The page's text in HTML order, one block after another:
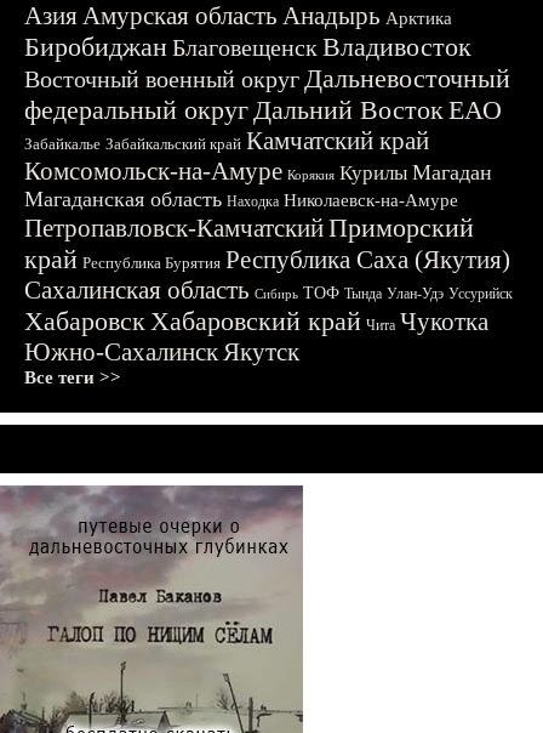
АзияАмурская область Анадырь Арктика
БиробиджанБлаговещенскВладивосток
Восточный военный округДальневосточный
федеральный округДальний ВостокЕАО
Забайкалье Забайкальский край Камчатский край
Комсомольск-на-Амуре Корякия Курилы Магадан
Магаданская область Находка Николаевск-на-Амуре
Петропавловск-КамчатскийПриморский
край Республика Бурятия Республика Саха (Якутия)
Сахалинская область Сибирь ТОФ Тында Улан-Удэ Уссурийск
ХабаровскХабаровский край Чита Чукотка
Южно-СахалинскЯкутск
Все теги >>